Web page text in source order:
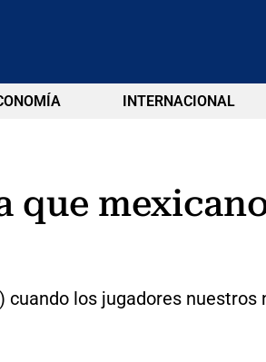
INTERNACIONAL
que
los jugadores